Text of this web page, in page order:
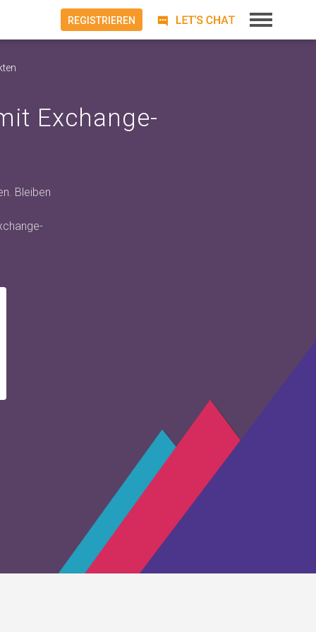
Exchange-
Bleiben
REGISTRIEREN